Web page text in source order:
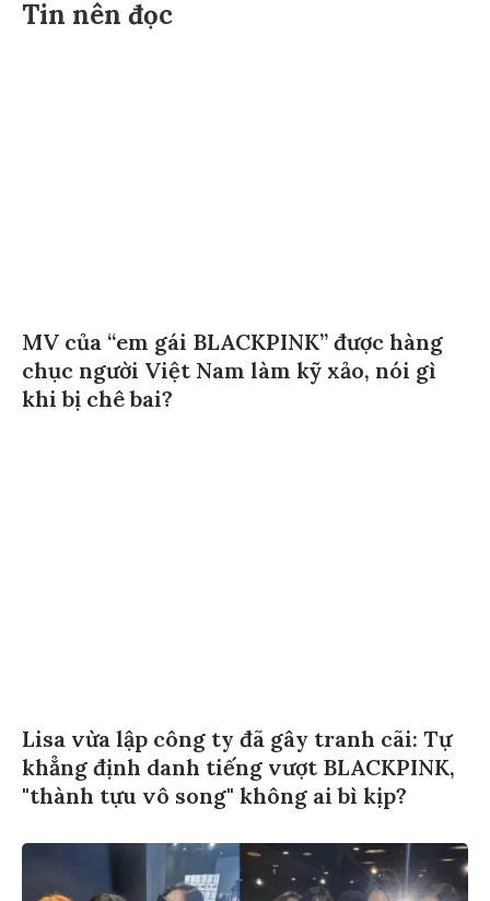
Tin nên đọc
MV của “em gái BLACKPINK” được hàng
chục người Việt Nam làm kỹ xảo, nói gì
khi bị chê bai?
Lisa vừa lập công ty đã gây tranh cãi: Tự
khẳng định danh tiếng vượt BLACKPINK,
"thành tựu vô song" không ai bì kịp?